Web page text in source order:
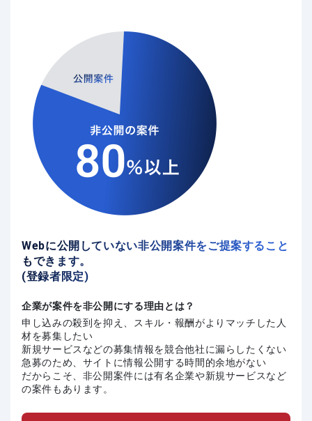
Webに公開していない非公開案件をご提案すること
もできます。
(登録者限定)
企業が案件を非公開にする理由とは？
申し込みの殺到を抑え、スキル・報酬がよりマッチした人
材を募集したい
新規サービスなどの募集情報を競合他社に漏らしたくない
急募のため、サイトに情報公開する時間的余地がない
だからこそ、非公開案件には有名企業や新規サービスなど
の案件もあります。